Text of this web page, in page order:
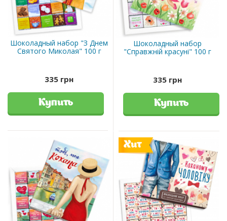
Шоколадный набор "З Днем
Святого Миколая" 100 г
335 грн
Купить
Шоколадный набор
"Справжній красуні" 100 г
335 грн
Купить
Хит